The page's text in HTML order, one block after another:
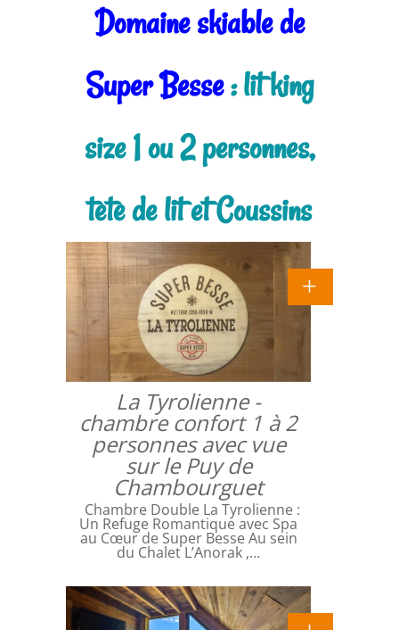
Domaine skiable de
Super Besse: lit king
size 1 ou 2 personnes,
tete de lit et Coussins
La Tyrolienne -
chambre confort 1 à 2
personnes avec vue
sur le Puy de
Chambourguet
Chambre Double La Tyrolienne :
Un Refuge Romantique avec Spa
au Cœur de Super Besse Au sein
du Chalet L’Anorak ,…